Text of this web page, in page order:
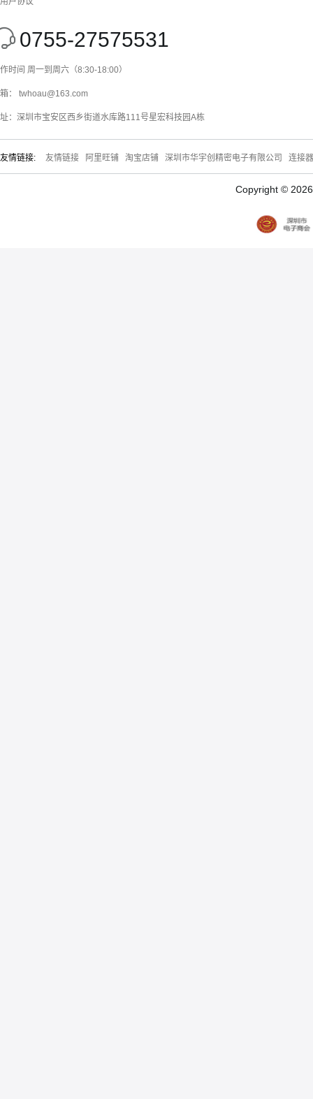
0755-27575531
时间 周一到周六（8:30-18:00）
： twhoau@163.com
：深圳市宝安区西乡街道水库路111号星宏科技园A栋
友情链接: 友情链接 阿里旺铺 淘宝店铺 深圳市华宇创精密电子有限公司 连接
Copyright ©